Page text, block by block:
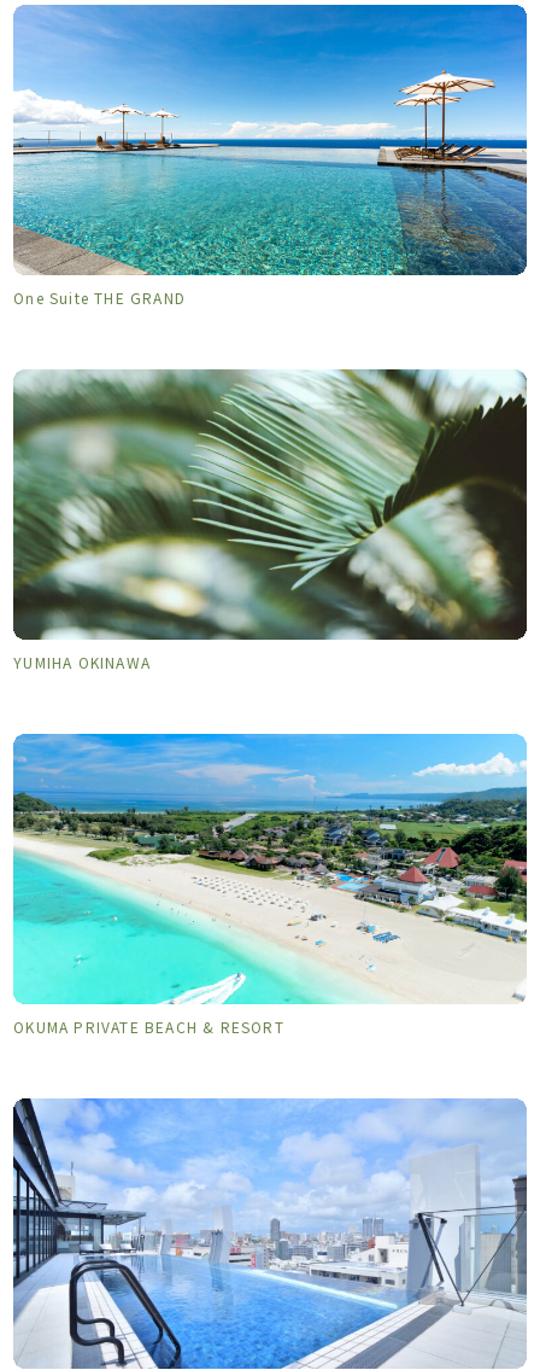
One Suite THE GRAND
YUMIHA OKINAWA
OKUMA PRIVATE BEACH & RESORT